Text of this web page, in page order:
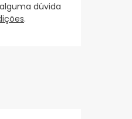
dúvida
.